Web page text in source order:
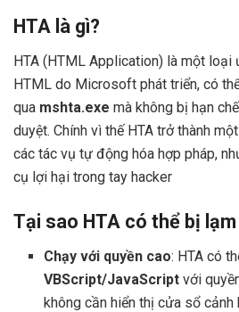
HTA là gì?
HTA (HTML Application) là một loại
HTML do Microsoft phát triển, có
qua mshta.exe mà không bị hạn
duyệt. Chính vì thế HTA trở thành
các tác vụ tự động hóa hợp pháp,
cụ lợi hại trong tay hacker
Tại sao HTA có thể bị lạm
Chạy với quyền cao: HTA có
VBScript/JavaScript với
không cần hiển thị cửa sổ